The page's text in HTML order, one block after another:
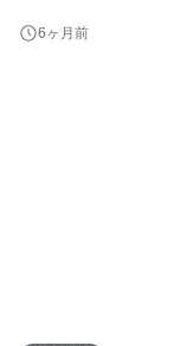
ル＞ ◇クライアン
◇新規？既存？ ほ
6ヶ月前